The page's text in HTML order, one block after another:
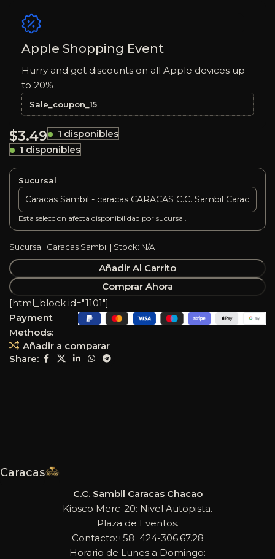
Apple Shopping Event
Hurry and get discounts on all Apple devices up
to 20%
Sale_coupon_15
$3.49
1 disponibles
1 disponibles
Sucursal
Esta seleccion afecta disponibilidad por sucursal.
Sucursal: Caracas Sambil | Stock: N/A
Añadir Al Carrito
Comprar Ahora
Añadir a comparar
Share:
[html_block id="1101"]
Payment
Methods:
Caracas
C.C. Sambil Caracas Chacao
Kiosco Merc-20: Nivel Autopista.
Plaza de Eventos.
Contacto:+58 424-306.67.28
Horario de Lunes a Domingo: